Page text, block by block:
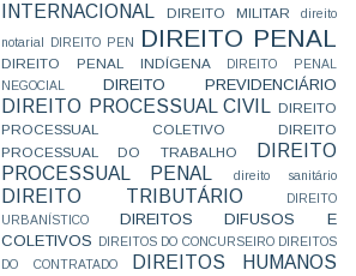
INTERNACIONAL
DIREITO MILITAR direito
notarial DIREITO PEN DIREITO PENAL
DIREITO PENAL INDÍGENA
DIREITO PENAL
NEGOCIAL
DIREITO PREVIDENCIÁRIO
DIREITO PROCESSUAL CIVIL
DIREITO
PROCESSUAL COLETIVO
DIREITO
PROCESSUAL DO TRABALHO
DIREITO
PROCESSUAL PENAL
direito sanitário
DIREITO TRIBUTÁRIO
DIREITO
URBANÍSTICO
DIREITOS DIFUSOS E
COLETIVOS
DIREITOS DO CONCURSEIRO DIREITOS
DO CONTRATADO
DIREITOS HUMANOS